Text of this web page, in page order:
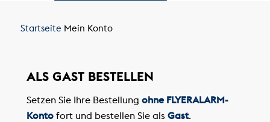
Startseite Mein Konto
ALS GAST BESTELLEN
Setzen Sie Ihre Bestellung ohne FLYERALARM-
Kontofort und bestellen Sie als Gast.